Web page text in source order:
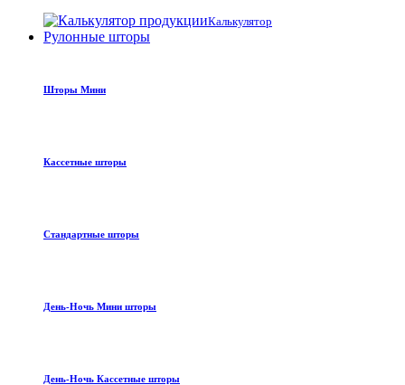
Калькулятор
Рулонные шторы
Шторы Мини
Кассетные шторы
Стандартные шторы
День-Ночь Мини шторы
День-Ночь Кассетные шторы